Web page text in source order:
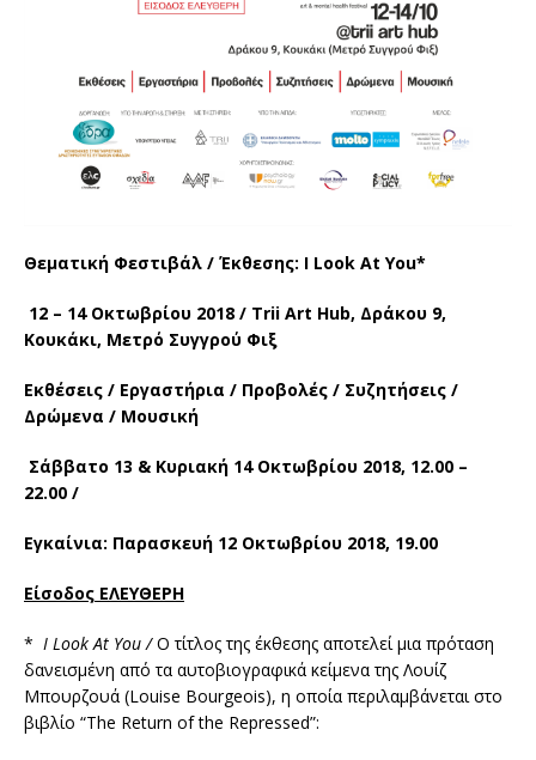
Θεματική Φεστιβάλ / Έκθεσης: I Look At You*
12 – 14 Οκτωβρίου 2018 / Trii Art Hub, Δράκου 9,
Κουκάκι, Μετρό Συγγρού Φιξ
Εκθέσεις / Εργαστήρια / Προβολές / Συζητήσεις /
Δρώμενα / Μουσική
Σάββατο 13 & Κυριακή 14 Οκτωβρίου 2018, 12.00 –
22.00 /
Εγκαίνια: Παρασκευή 12 Οκτωβρίου 2018, 19.00
Είσοδος ΕΛΕΥΘΕΡΗ
* I Look At You /Ο τίτλος της έκθεσης αποτελεί μια πρόταση
δανεισμένη από τα αυτοβιογραφικά κείμενα της Λουίζ
Μπουρζουά (Louise Bourgeois), η οποία περιλαμβάνεται στο
βιβλίο “The Return of the Repressed”: